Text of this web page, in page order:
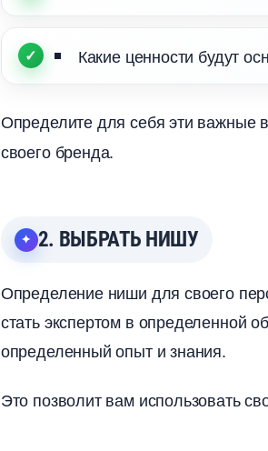
Какие ценности будут
Определите для себя эти
своего бренда.
2. ВЫБРАТЬ НИШУ
Определение ниши для своего
стать экспертом в определенной
определенный опыт и знания.
Это позволит вам использовать